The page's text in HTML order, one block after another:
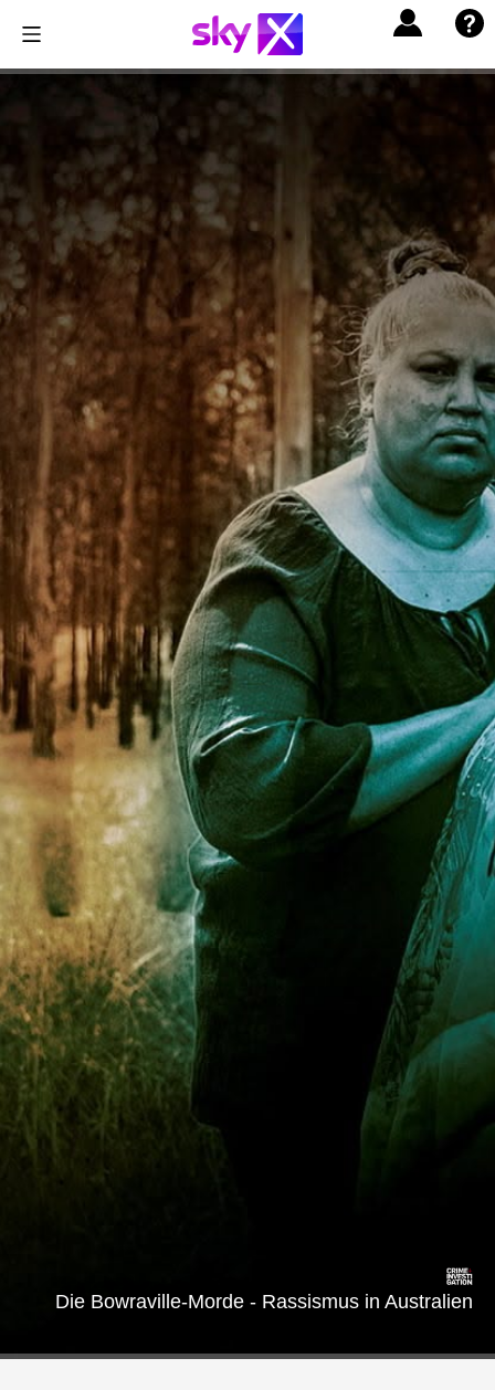
Die Bowraville-Morde - Rassismus in Australien